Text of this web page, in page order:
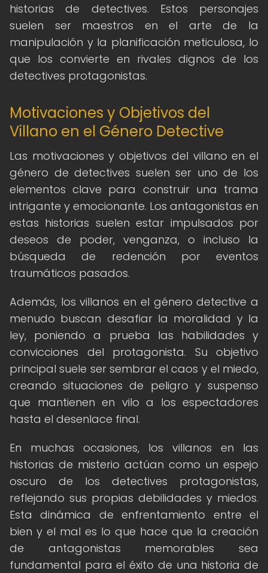
historias de detectives. Estos personajes
suelen ser maestros en el arte de la
manipulación y la planificación meticulosa, lo
que los convierte en rivales dignos de los
detectives protagonistas.
Motivaciones y Objetivos del
Villano en el Género Detective
Las motivaciones y objetivos del villano en el
género de detectives suelen ser uno de los
elementos clave para construir una trama
intrigante y emocionante. Los antagonistas en
estas historias suelen estar impulsados por
deseos de poder, venganza, o incluso la
búsqueda de redención por eventos
traumáticos pasados.
Además, los villanos en el género detective a
menudo buscan desafiar la moralidad y la
ley, poniendo a prueba las habilidades y
convicciones del protagonista. Su objetivo
principal suele ser sembrar el caos y el miedo,
creando situaciones de peligro y suspenso
que mantienen en vilo a los espectadores
hasta el desenlace final.
En muchas ocasiones, los villanos en las
historias de misterio actúan como un espejo
oscuro de los detectives protagonistas,
reflejando sus propias debilidades y miedos.
Esta dinámica de enfrentamiento entre el
bien y el mal es lo que hace que la creación
de antagonistas memorables sea
fundamental para el éxito de una historia de